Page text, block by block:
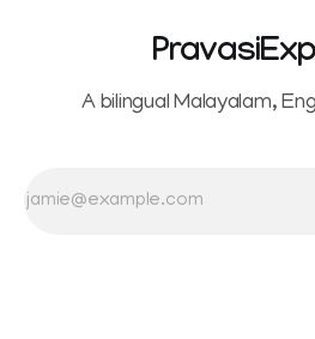
A bilingual Malayalam,